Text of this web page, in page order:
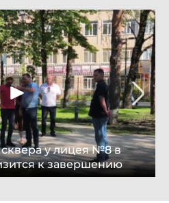
у лицея №8 в
к завершению